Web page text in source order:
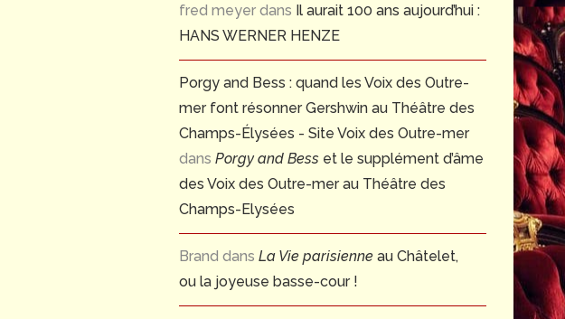
fred meyer dans Il aurait 100 ans aujourd’hui :
HANS WERNER HENZE
Porgy and Bess : quand les Voix des Outre-
mer font résonner Gershwin au Théâtre des
Champs-Élysées - Site Voix des Outre-mer
dans Porgy and Bess et le supplément d’âme
des Voix des Outre-mer au Théâtre des
Champs-Elysées
Brand dans La Vie parisienne au Châtelet,
ou la joyeuse basse-cour !